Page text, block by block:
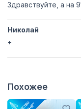
Здравствуйте, а на
Николай
+
Похожее